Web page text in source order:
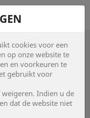
cookies voor een
op onze website te
en voorkeuren te
gebruikt voor
Indien u de
dat de website niet